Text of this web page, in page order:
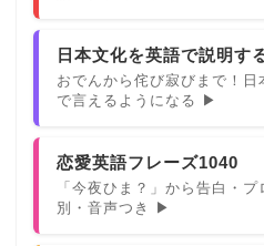
日本文化を英語で説明す
おでんから侘び寂びまで！
で言えるようになる ▶
恋愛英語フレーズ1040
「今夜ひま？」から告白・
別・音声つき ▶